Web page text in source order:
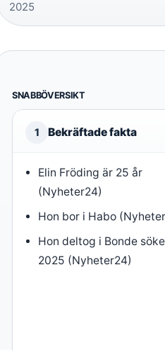
2025
SNABBÖVERSIKT
1 Bekräftade fakta
Elin Fröding är 25 år
(Nyheter24)
Hon bor i Habo
Hon deltog i Bonde
2025 (Nyheter24)